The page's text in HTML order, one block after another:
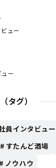
ュー
ー
タグ）
員インタビュー
すたんど酒場
ノウハウ